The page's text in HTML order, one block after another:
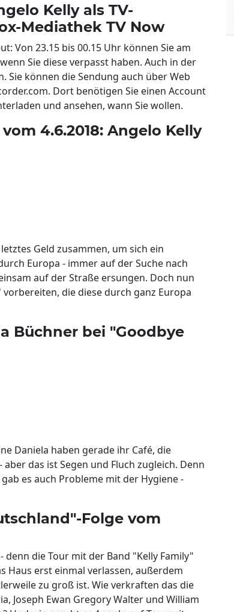
Kelly als TV-
Mediathek TV Now
Von 23.15 bis 00.15 Uhr können Sie am
Sie diese verpasst haben. Auch in der
Sie können die Sendung auch über Web
Dort benötigen Sie einen Account
und ansehen, wann Sie wollen.
4.6.2018: Angelo Kelly
Geld zusammen, um sich ein
Europa - immer auf der Suche nach
auf der Straße ersungen. Doch nun
die diese durch ganz Europa
Büchner bei "Goodbye
Daniela haben gerade ihr Café, die
das ist Segen und Fluch zugleich. Denn
es auch Probleme mit der Hygiene -
Folge vom
die Tour mit der Band "Kelly Family"
Haus erst einmal verlassen, außerdem
zu groß ist. Wie verkraften das die
Joseph Ewan Gregory Walter und William